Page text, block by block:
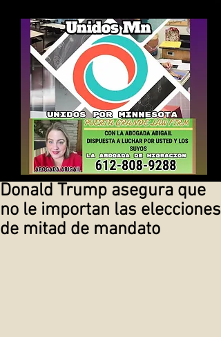
Donald Trump asegura que
no le importan las elecciones
de mitad de mandato